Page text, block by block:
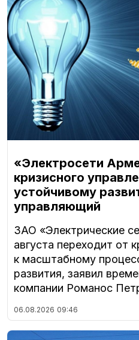
«Электросети
кризисного
устойчивому
управляющий
ЗАО «Электрические
августа переходит от
к масштабному
развития, заявил
компании Романос
06.08.2026 09:46